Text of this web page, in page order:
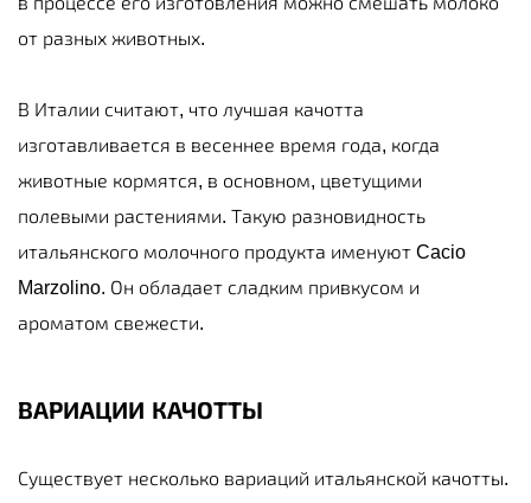
от разных животных.
В Италии считают, что лучшая качотта
изготавливается в весеннее время года, когда
животные кормятся, в основном, цветущими
полевыми растениями. Такую разновидность
итальянского молочного продукта именуют Cacio
Marzolino. Он обладает сладким привкусом и
ароматом свежести.
ВАРИАЦИИ КАЧОТТЫ
Существует несколько вариаций итальянской качотты.